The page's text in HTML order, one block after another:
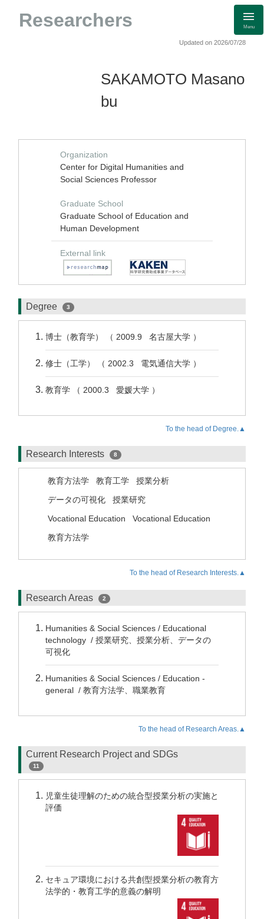
Researchers Menu
Updated on 2026/07/28
SAKAMOTO Masano
bu
Organization
Center for Digital Humanities and
Social Sciences Professor
Graduate School
Graduate School of Education and
Human Development
External link
Degree 3
博士（教育学） （ 2009.9 名古屋大学 ）
修士（工学） （ 2002.3 電気通信大学 ）
教育学 （ 2000.3 愛媛大学 ）
To the head of Degree.▲
Research Interests 8
教育方法学 教育工学
授業分析
データの可視化
授業研究
Vocational Education
Vocational Education
教育方法学
To the head of Research Interests.▲
Research Areas 2
Humanities & Social Sciences / Educational
technology / 授業研究、授業分析、データの
可視化
Humanities & Social Sciences / Education -
general / 教育方法学、職業教育
To the head of Research Areas.▲
Current Research Project and SDGs
11
児童生徒理解のための統合型授業分析の実施と
評価
セキュア環境における共創型授業分析の教育方
法学的・教育工学的意義の解明